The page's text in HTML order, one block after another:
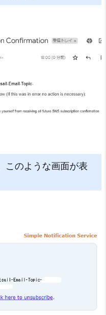
このような画面が表